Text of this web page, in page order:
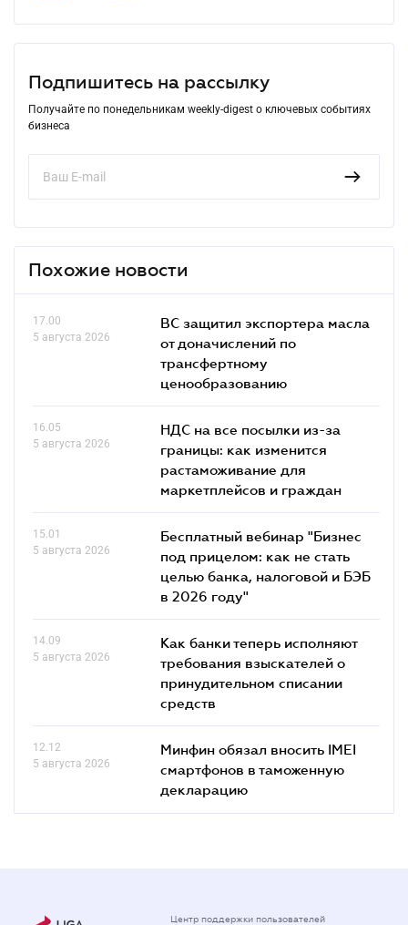
Подпишитесь на рассылку
Получайте по понедельникам weekly-digest о ключевых событиях
бизнеса
Похожие новости
17.00
5 августа 2026
ВС защитил экспортера масла
от доначислений по
трансфертному
ценообразованию
16.05
5 августа 2026
НДС на все посылки из-за
границы: как изменится
растаможивание для
маркетплейсов и граждан
15.01
5 августа 2026
Бесплатный вебинар "Бизнес
под прицелом: как не стать
целью банка, налоговой и БЭБ
в 2026 году"
14.09
5 августа 2026
Как банки теперь исполняют
требования взыскателей о
принудительном списании
средств
12.12
5 августа 2026
Минфин обязал вносить IMEI
смартфонов в таможенную
декларацию
Центр поддержки пользователей